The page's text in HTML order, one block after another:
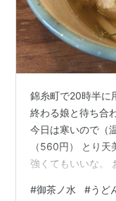
錦糸町で20時半に
終わる娘と待ち合
今日は寒いので（
（560円） とり
強くてもいいな。
#御茶ノ水 #うど